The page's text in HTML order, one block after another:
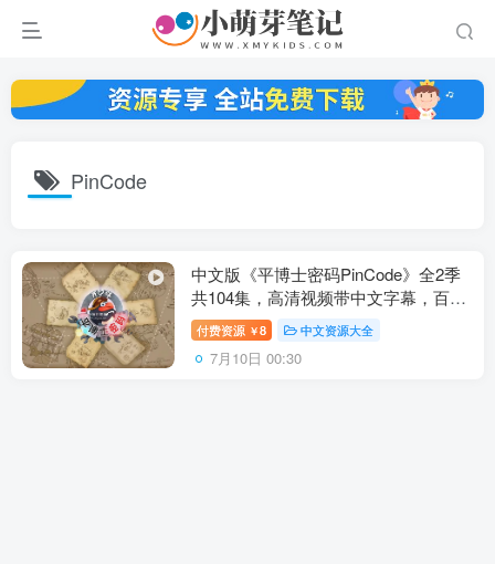
PinCode
中文版《平博士密码PinCode》全2季
共104集，高清视频带中文字幕，百度
云网盘下载！
付费资源 ￥8 中文资源大全
7月10日 00:30